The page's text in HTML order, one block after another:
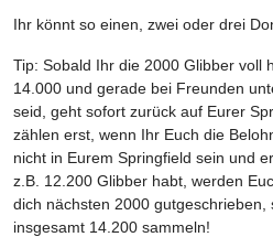
Ihr könnt so einen, zwei oder drei
Tip: Sobald Ihr die 2000 Glibber voll
14.000 und gerade bei Freunden
seid, geht sofort zurück auf Eurer
zählen erst, wenn Ihr Euch die
nicht in Eurem Springfield sein und
z.B. 12.200 Glibber habt, werden
dich nächsten 2000 gutgeschrieben,
insgesamt 14.200 sammeln!